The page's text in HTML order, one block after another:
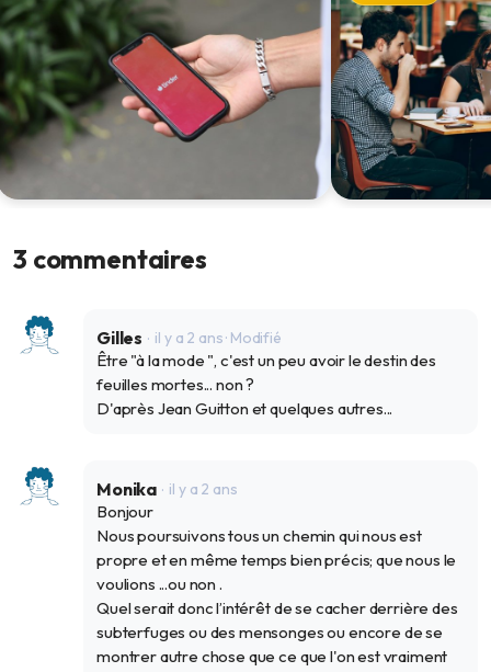
modèle dépassé ?
3 commentaires
Gilles il y a 2 ans· Modifié
Être "à la mode ", c'est un peu avoir le destin des
feuilles mortes... non ?
D'après Jean Guitton et quelques autres...
Monika il y a 2 ans
Bonjour
Nous poursuivons tous un chemin qui nous est
propre et en même temps bien précis; que nous le
voulions ...ou non .
Quel serait donc l’intérêt de se cacher derrière des
subterfuges ou des mensonges ou encore de se
montrer autre chose que ce que l'on est vraiment